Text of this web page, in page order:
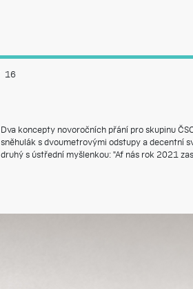
16
Dva koncepty novoročních přání pro skupinu
sněhulák s dvoumetrovými odstupy a decentní
druhý s ústřední myšlenkou: "Ať nás rok 2021